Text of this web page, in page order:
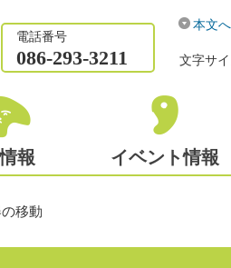
電話番号
086-293-3211
本文へ
文字サ
報 イベント情報
移動